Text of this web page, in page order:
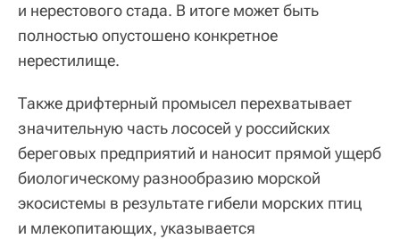
и нерестового стада. В итоге может быть
полностью опустошено конкретное
нерестилище.
Также дрифтерный промысел перехватывает
значительную часть лососей у российских
береговых предприятий и наносит прямой ущерб
биологическому разнообразию морской
экосистемы в результате гибели морских птиц
и млекопитающих, указывается